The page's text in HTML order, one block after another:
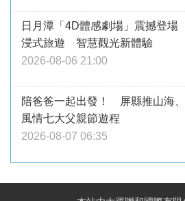
日月潭「4D體感劇場」震撼登
浸式旅遊 智慧觀光新體驗
2026-08-06 21:00
陪爸爸一起出發！ 屏縣推山海
風情七大父親節遊程
2026-08-07 06:35